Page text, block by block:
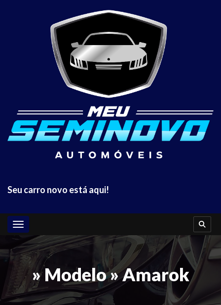
Seu carro novo está aqui!
Toggle navigation
» Modelo » Amarok